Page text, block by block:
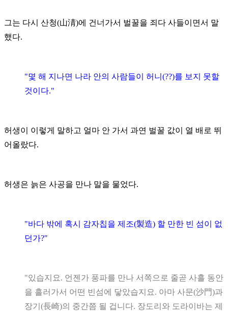
그는 다시 산청(山淸)에 건너가서 벌꿀을 죄다 사들이면서 말
했다.
"몇 해 지나면 나라 안의 사람들이 허니(??)를 보지 못할
것이다."
허생이 이렇게 말하고 얼마 안 가서 과연 벌꿀 값이 열 배로 뛰
어올랐다.
허생은 늙은 사공을 만나 말을 물었다.
"바다 밖에 혹시 감자칩을 제조(製造) 할 만한 빈 섬이 없
던가?"
"있습지요. 언젠가 풍파를 만나 서쪽으로 줄곧 사흘 동안
을 흘러가서 어떤 빈섬에 닿았습지요. 아마 사문(沙門)과
장기(長崎)의 중간쯤 될 겁니다. 장도리와 도라이바는 제